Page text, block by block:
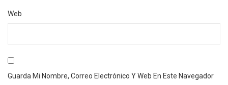
Web
Guarda Mi Nombre, Correo Electrónico Y Web En Este Navegador